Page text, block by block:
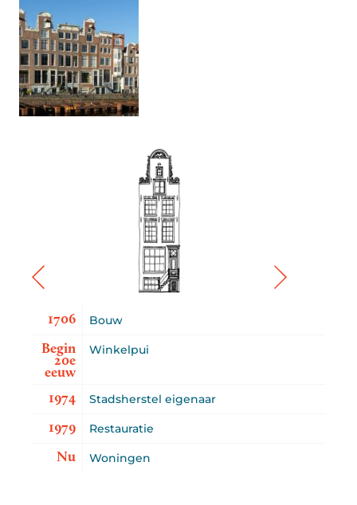
1706 Bouw
Begin
20e
eeuw
Winkelpui
1974 Stadsherstel eigenaar
1979 Restauratie
Nu Woningen